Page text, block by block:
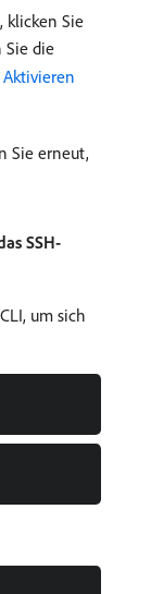
klicken Sie
Sie die
Aktivieren
Sie erneut,
SSH-
CLI, um sich